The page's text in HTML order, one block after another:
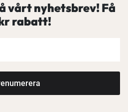
vårt nyhetsbrev! Få
rabatt!